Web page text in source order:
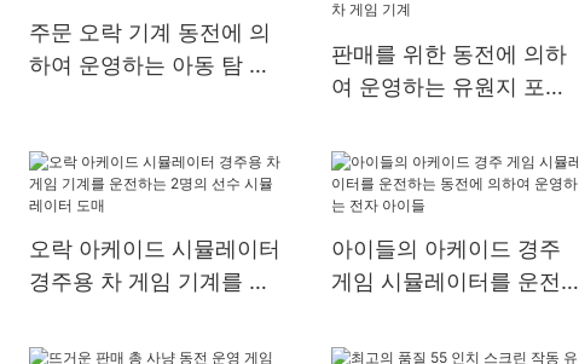
주문 오락 기계 동전에 의
하여 운영하는 아동 탐 기
판매를 위한 동전에 의하
여 운영하는 유원지 포도
차 게임 기계
오락 아케이드 시뮬레이터
경주용 차 게임 기계를 운
이터 도매
아이들의 아케이드 경주
게임 시뮬레이터를 운전하
는 전자 아이들